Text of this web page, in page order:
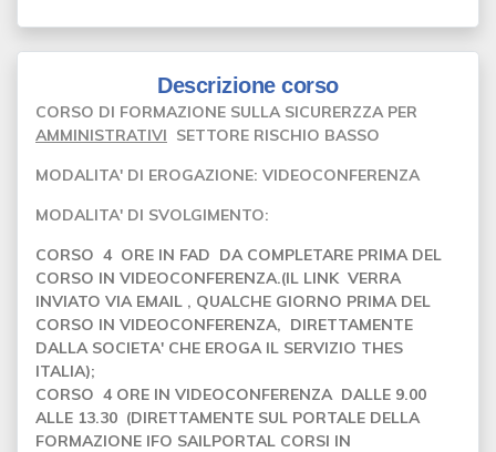
Descrizione corso
CORSO DI FORMAZIONE SULLA SICURERZZA PER
AMMINISTRATIVI SETTORE RISCHIO BASSO
MODALITA' DI EROGAZIONE: VIDEOCONFERENZA
MODALITA' DI SVOLGIMENTO:
CORSO 4 ORE IN FAD DA COMPLETARE PRIMA DEL
CORSO IN VIDEOCONFERENZA.(IL LINK VERRA
INVIATO VIA EMAIL , QUALCHE GIORNO PRIMA DEL
CORSO IN VIDEOCONFERENZA, DIRETTAMENTE
DALLA SOCIETA' CHE EROGA IL SERVIZIO THES
ITALIA);
CORSO 4 ORE IN VIDEOCONFERENZA DALLE 9.00
ALLE 13.30 (DIRETTAMENTE SUL PORTALE DELLA
FORMAZIONE IFO SAILPORTAL CORSI IN